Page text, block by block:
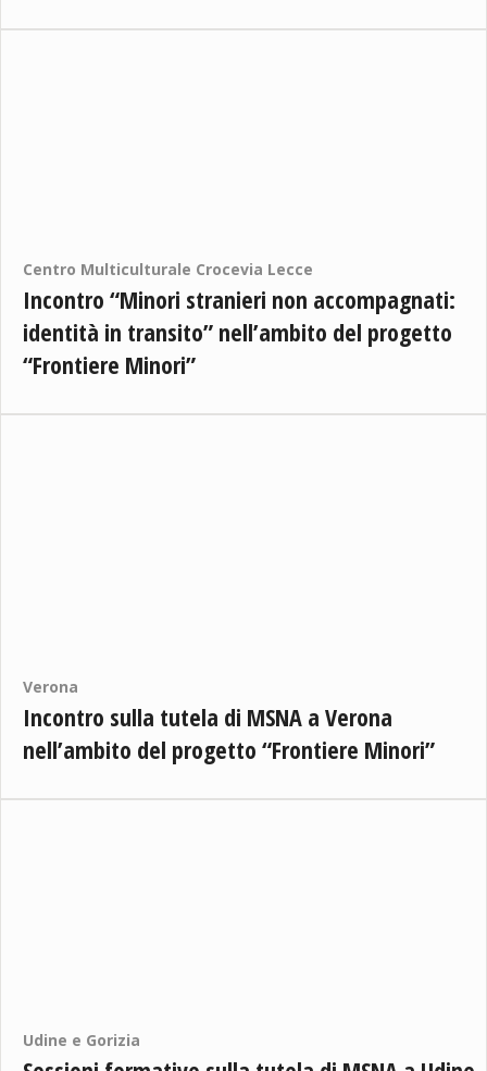
Centro Multiculturale Crocevia Lecce
Incontro “Minori stranieri non accompagnati:
identità in transito” nell’ambito del progetto
“Frontiere Minori”
Verona
Incontro sulla tutela di MSNA a Verona
nell’ambito del progetto “Frontiere Minori”
Udine e Gorizia